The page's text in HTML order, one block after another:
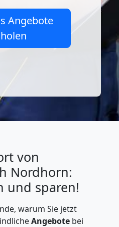
Angebote
von
Nordhorn:
und sparen!
warum Sie jetzt
Angebote bei